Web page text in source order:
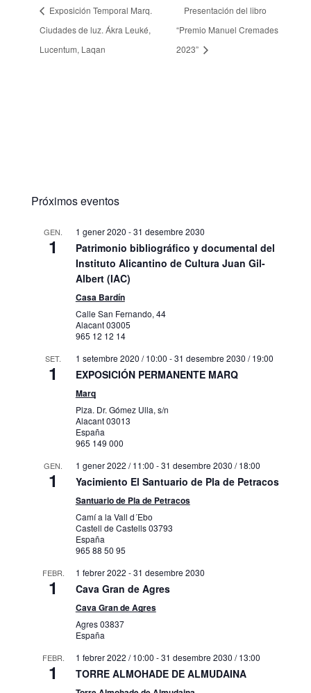
Exposición Temporal Marq.
Ciudades de luz. Ákra Leuké,
Lucentum, Laqan
Presentación del libro
“Premio Manuel Cremades
2023”
Próximos eventos
GEN.
1
1 gener 2020 -31 desembre 2030
Patrimonio bibliográfico y documental del
Instituto Alicantino de Cultura Juan Gil-
Albert (IAC)
Casa Bardín
Calle San Fernando, 44
Alacant03005
965 12 12 14
SET.
1
1 setembre 2020 / 10:00 -31 desembre 2030 / 19:00
EXPOSICIÓN PERMANENTE MARQ
Marq
Plza. Dr. Gómez Ulla, s/n
Alacant03013
España
965 149 000
GEN.
1
1 gener 2022 / 11:00 -31 desembre 2030 / 18:00
Yacimiento El Santuario de Pla de Petracos
Santuario de Pla de Petracos
Camí a la Vall d´Ebo
Castell de Castells03793
España
965 88 50 95
FEBR.
1
1 febrer 2022 -31 desembre 2030
Cava Gran de Agres
Cava Gran de Agres
Agres03837
España
FEBR.
1
1 febrer 2022 / 10:00 -31 desembre 2030 / 13:00
TORRE ALMOHADE DE ALMUDAINA